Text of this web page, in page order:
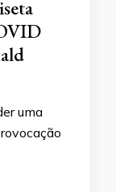
uma